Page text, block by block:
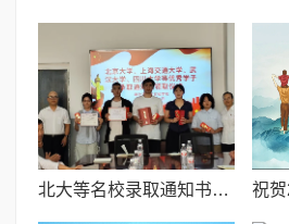
北大等名校录取通知书送达仪式在喀什市特区实验学校暖心举行